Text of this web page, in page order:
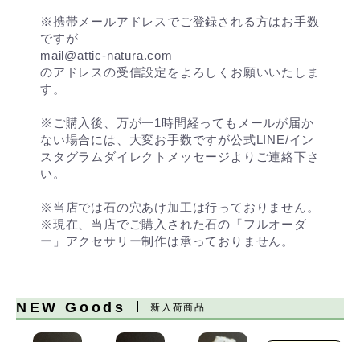
※携帯メールアドレスでご登録される方はお手数
ですが
mail@attic-natura.com
のアドレスの受信設定をよろしくお願いいたしま
す。
※ご購入後、万が一1時間経ってもメールが届か
ない場合には、大変お手数ですが公式LINE/イン
スタグラムダイレクトメッセージよりご連絡下さ
い。
※当店では石の穴あけ加工は行っておりません。
※現在、当店でご購入された石の「フルオーダ
ー」アクセサリー制作は承っておりません。
NEW Goods 新入荷商品